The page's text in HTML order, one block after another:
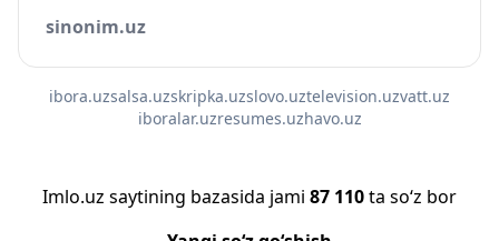
sinonim.uz
ibora.uzsalsa.uzskripka.uzslovo.uztelevision.uzvatt.uz
iboralar.uzresumes.uzhavo.uz
Imlo.uz saytining bazasida jami 87 110ta so‘z bor